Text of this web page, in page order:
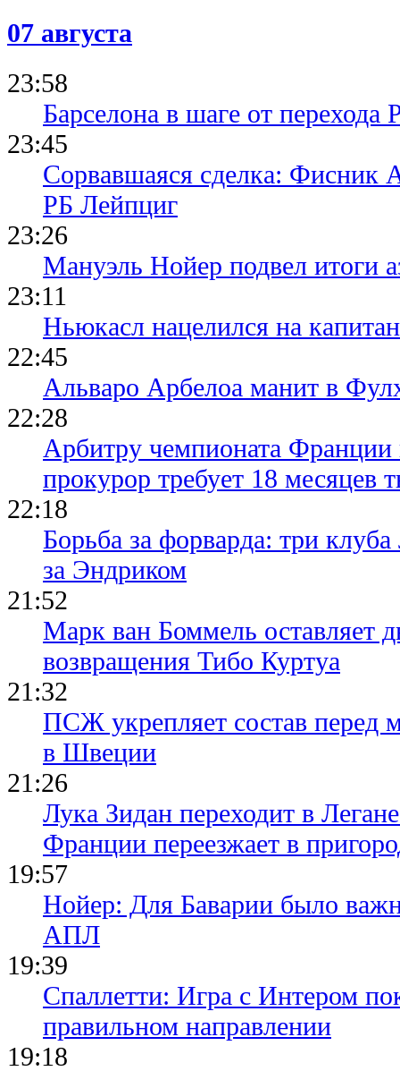
07 августа
23:58
Барселона в шаге от перехода
23:45
Сорвавшаяся сделка: Фисник
РБ Лейпциг
23:26
Мануэль Нойер подвел итоги
23:11
Ньюкасл нацелился на
22:45
Альваро Арбелоа манит в
22:28
Арбитру чемпионата Франции
прокурор требует 18 месяцев
22:18
Борьба за форварда: три
за Эндриком
21:52
Марк ван Боммель оставляет
возвращения Тибо Куртуа
21:32
ПСЖ укрепляет состав перед
в Швеции
21:26
Лука Зидан переходит в
Франции переезжает в
19:57
Нойер: Для Баварии было
АПЛ
19:39
Спаллетти: Игра с Интером
правильном направлении
19:18